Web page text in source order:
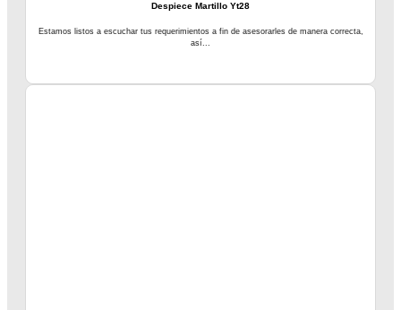
Despiece Martillo Yt28
Estamos listos a escuchar tus requerimientos a fin de asesorarles de manera correcta,
así...